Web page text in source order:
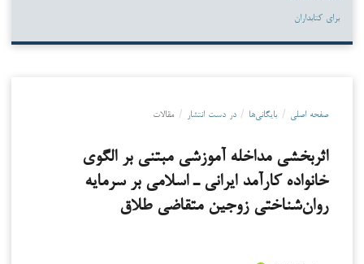
برای کتابداران
صفحه اصلی / بایگانی‌ها / در دست انتشار / مقالات
اثربخشی مداخله آموزشی مبتنی بر الگوی
خانواده کارآمد ایرانی ـ اسلامی بر سرمایه
روان‌شناختی زوجین متقاضی طلاق